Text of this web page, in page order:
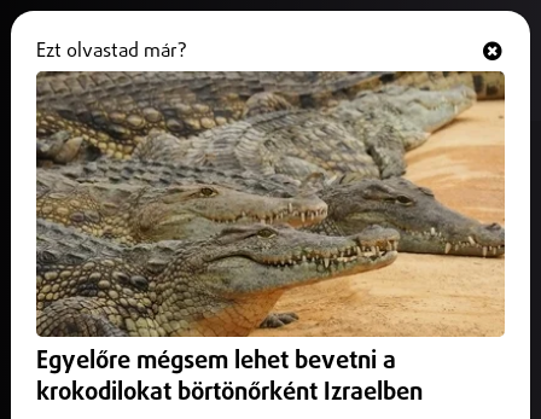
A hőség miatt lassabban járhatnak
a vonatok Nyíregyháza
térségében
2026. június 29.Nyíregyháza
A MÁV arra kéri az utasokat, hogy indulás előtt
tájékozódjanak, és hosszabb útra vigyenek magukkal
elegendő folyadékot.
Ezt olvastad már?
Egyelőre mégsem lehet bevetni a
krokodilokat börtönőrként Izraelben